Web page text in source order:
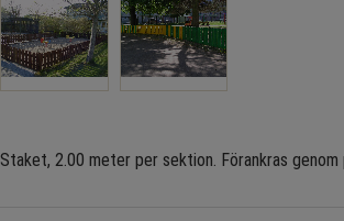
Staket, 2.00 meter per sektion. Förankras genom